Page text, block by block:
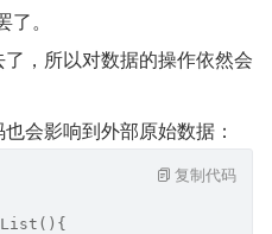
了。
，所以对数据的操作依然会
会影响到外部原始数据：
复制代码